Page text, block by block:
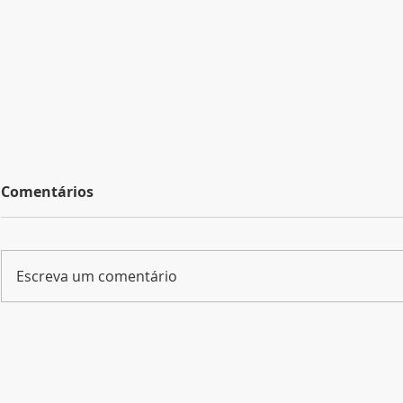
Comentários
Escreva um comentário